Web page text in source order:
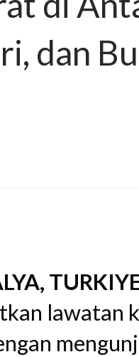
dan
lawatan